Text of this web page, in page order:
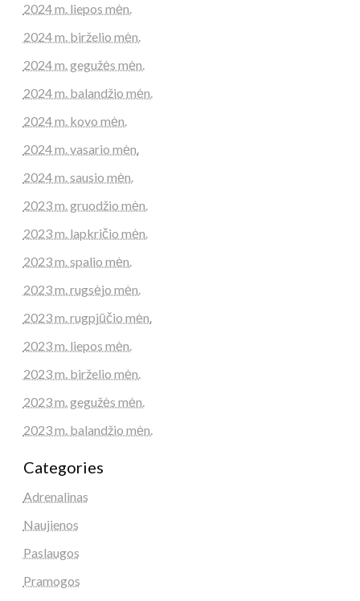
2024 m. liepos mėn.
2024 m. birželio mėn.
2024 m. gegužės mėn.
2024 m. balandžio mėn.
2024 m. kovo mėn.
2024 m. vasario mėn.
2024 m. sausio mėn.
2023 m. gruodžio mėn.
2023 m. lapkričio mėn.
2023 m. spalio mėn.
2023 m. rugsėjo mėn.
2023 m. rugpjūčio mėn.
2023 m. liepos mėn.
2023 m. birželio mėn.
2023 m. gegužės mėn.
2023 m. balandžio mėn.
Categories
Adrenalinas
Naujienos
Paslaugos
Pramogos